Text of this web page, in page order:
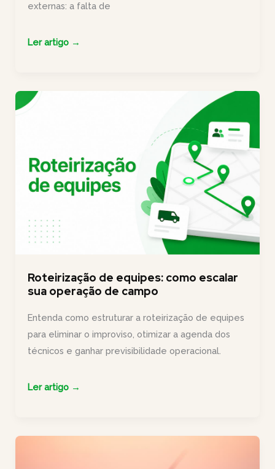
externas: a falta de
Mapa
em
tempo
técnicos
em
campo
Ler artigo →
Roteirização de equipes: como escalar
sua operação de campo
Entenda como estruturar a roteirização de equipes
para eliminar o improviso, otimizar a agenda dos
técnicos e ganhar previsibilidade operacional.
Roteirização
como
Ler artigo →